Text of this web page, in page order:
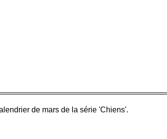
de mars de la série 'Chiens'.